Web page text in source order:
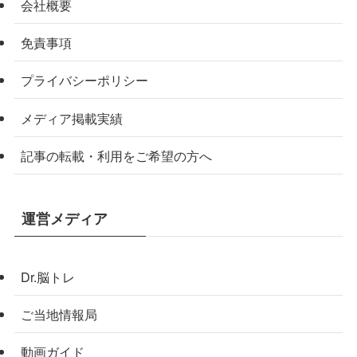
会社概要
免責事項
プライバシーポリシー
メディア掲載実績
記事の転載・利用をご希望の方へ
運営メディア
Dr.脳トレ
ご当地情報局
動画ガイド